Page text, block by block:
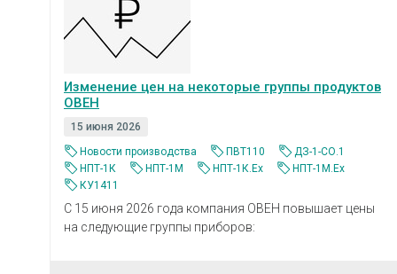
Изменение цен на некоторые группы продуктов
ОВЕН
15 июня 2026
Новости производства
ПВТ110
ДЗ-1-СО.1
НПТ-1К
НПТ-1М НПТ-1К.Ех
НПТ-1М.Eх
КУ1411
С 15 июня 2026 года компания ОВЕН повышает цены
на следующие группы приборов: